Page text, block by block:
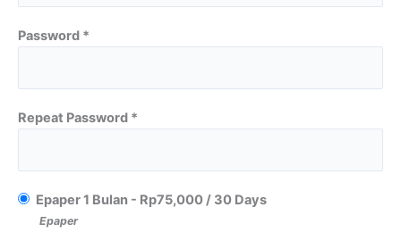
Password *
Repeat Password *
Epaper 1 Bulan - Rp75,000/ 30 Days
Epaper